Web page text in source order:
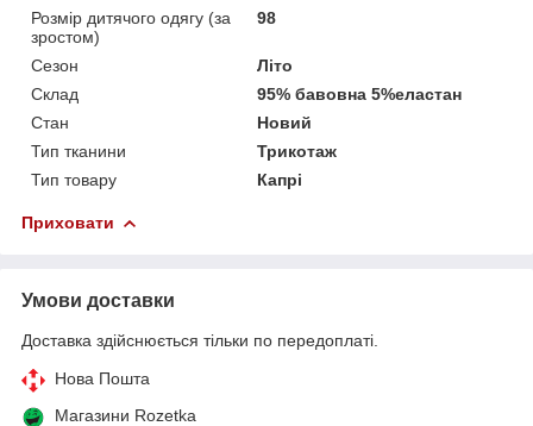
Розмір дитячого одягу (за
зростом)
98
Сезон
Літо
Склад
95% бавовна 5%еластан
Стан
Новий
Тип тканини
Трикотаж
Тип товару
Капрі
Приховати
Умови доставки
Доставка здійснюється тільки по передоплаті.
Нова Пошта
Магазини Rozetka